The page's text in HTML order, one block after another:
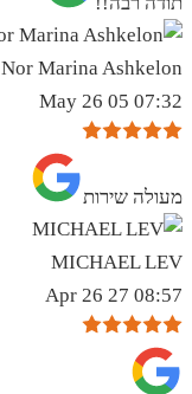
Nor Marina Ashkelon
07:32 05 May 26
מעולה שירות
MICHAEL LEV
08:57 27 Apr 26